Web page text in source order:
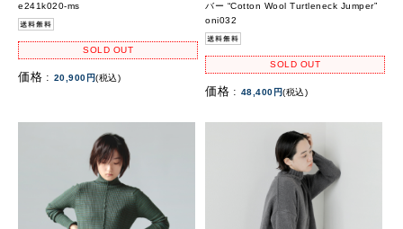
e241k020-ms
SOLD OUT
価格 : 20,900円(税込)
バー “Cotton Wool Turtleneck Jumper”
oni032
SOLD OUT
価格 : 48,400円(税込)